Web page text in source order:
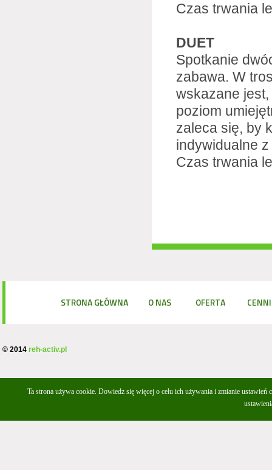
Czas trwania
DUET
Spotkanie
zabawa. W
wskazane
poziom
zaleca się, by
indywidualne
Czas trwania
STRONA GŁÓWNA O NAS OFERTA
© 2014 reh-activ.pl
Ta strona używa cookie. Dowiedz się więcejo celu ich używania i zmianie ustawień